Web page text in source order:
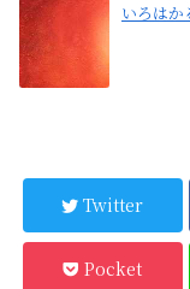
いろはか
Twitter
Pocket